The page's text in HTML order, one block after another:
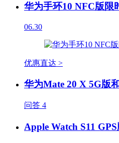
华为手环10 NFC版限
06.30
优惠直达 >
华为Mate 20 X 5G版
问答 4
Apple Watch S11